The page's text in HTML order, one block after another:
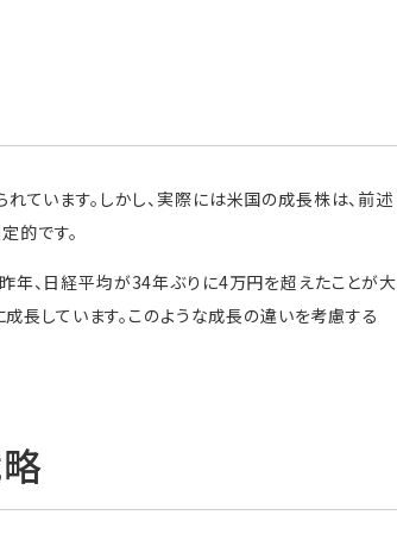
ています。しかし、実際には米国の成長株は、前述
的です。
年、日経平均が34年ぶりに4万円を超えたことが大
長しています。このような成長の違いを考慮する